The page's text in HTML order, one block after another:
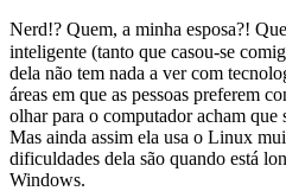
Nerd!? Quem, a minha esposa?!
inteligente (tanto que casou-se
dela não tem nada a ver com
áreas em que as pessoas preferem
olhar para o computador acham que
Mas ainda assim ela usa o Linux
dificuldades dela são quando está
Windows.